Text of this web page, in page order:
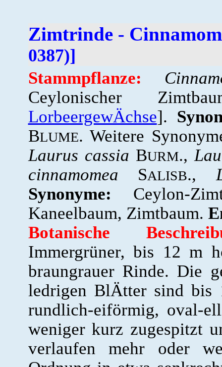
Zimtrinde -
0387)]
Stammpflanze:
Ceylonischer
LorbeergewÄchse].
BLUME. Weitere
Laurus cassia BURM.,
cinnamomea SALISB.,
Synonyme: Ceylon-
Kaneelbaum, Zimtbaum.
Botanische
Immergrüner, bis 12 m
braungrauer Rinde. Die
ledrigen BlÄtter sind
rundlich-eiförmig, oval-
weniger kurz zugespitzt
verlaufen mehr oder